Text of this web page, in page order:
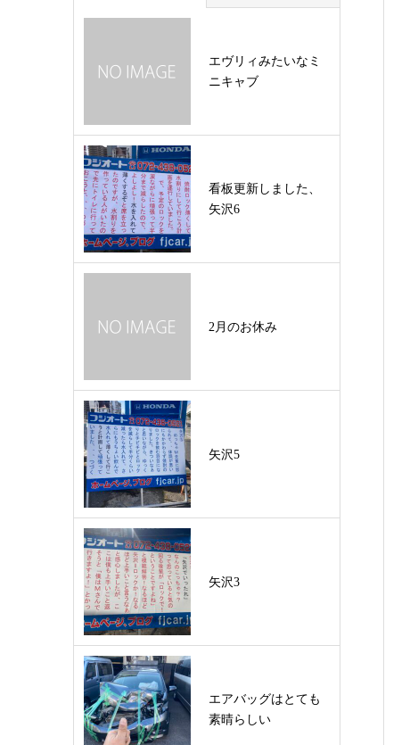
エヴリィみたいなミ
ニキャブ
看板更新しました、
矢沢6
2月のお休み
矢沢5
矢沢3
エアバッグはとても
素晴らしい